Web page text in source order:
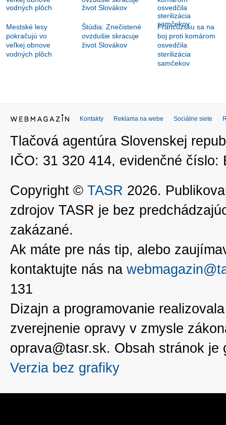
Mestské lesy
pokračujú vo
veľkej obnove
vodných plôch
Štúdia: Znečistené
ovzdušie skracuje
život Slovákov
Francúzsku sa na
boj proti komárom
osvedčila
sterilizácia
samčekov
Kontakty Reklama na webe Sociálne siete
Tlačová agentúra Slovenskej
IČO: 31 320 414, evidenčné číslo:
Copyright © TASR 2026.
zdrojov TASR je bez
zakázané.
Ak máte pre nás tip, alebo
kontaktujte nás na
131
Dizajn a programovanie
zverejnenie opravy v zmysle
oprava@tasr.sk. Obsah stránok
Verzia bez grafiky